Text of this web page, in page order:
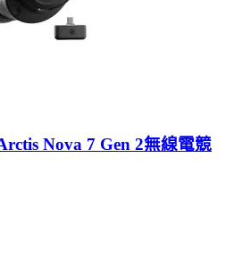
Nova 7 Gen 2無線電競